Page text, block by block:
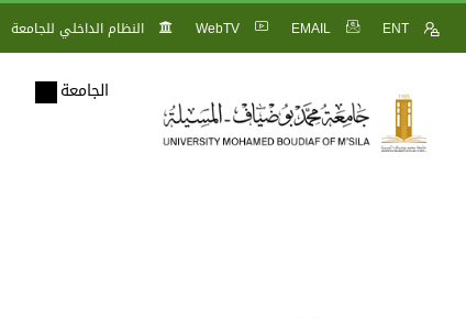
ENT
EMAIL
WebTV النظام الداخلي للجامعة
الجامعة